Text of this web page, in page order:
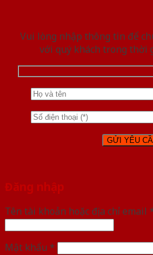
Vui lòng nhập thông tin để
với quý khách trong thời
Đăng nhập
Tên tài khoản hoặc địa chỉ email
Mật khẩu *